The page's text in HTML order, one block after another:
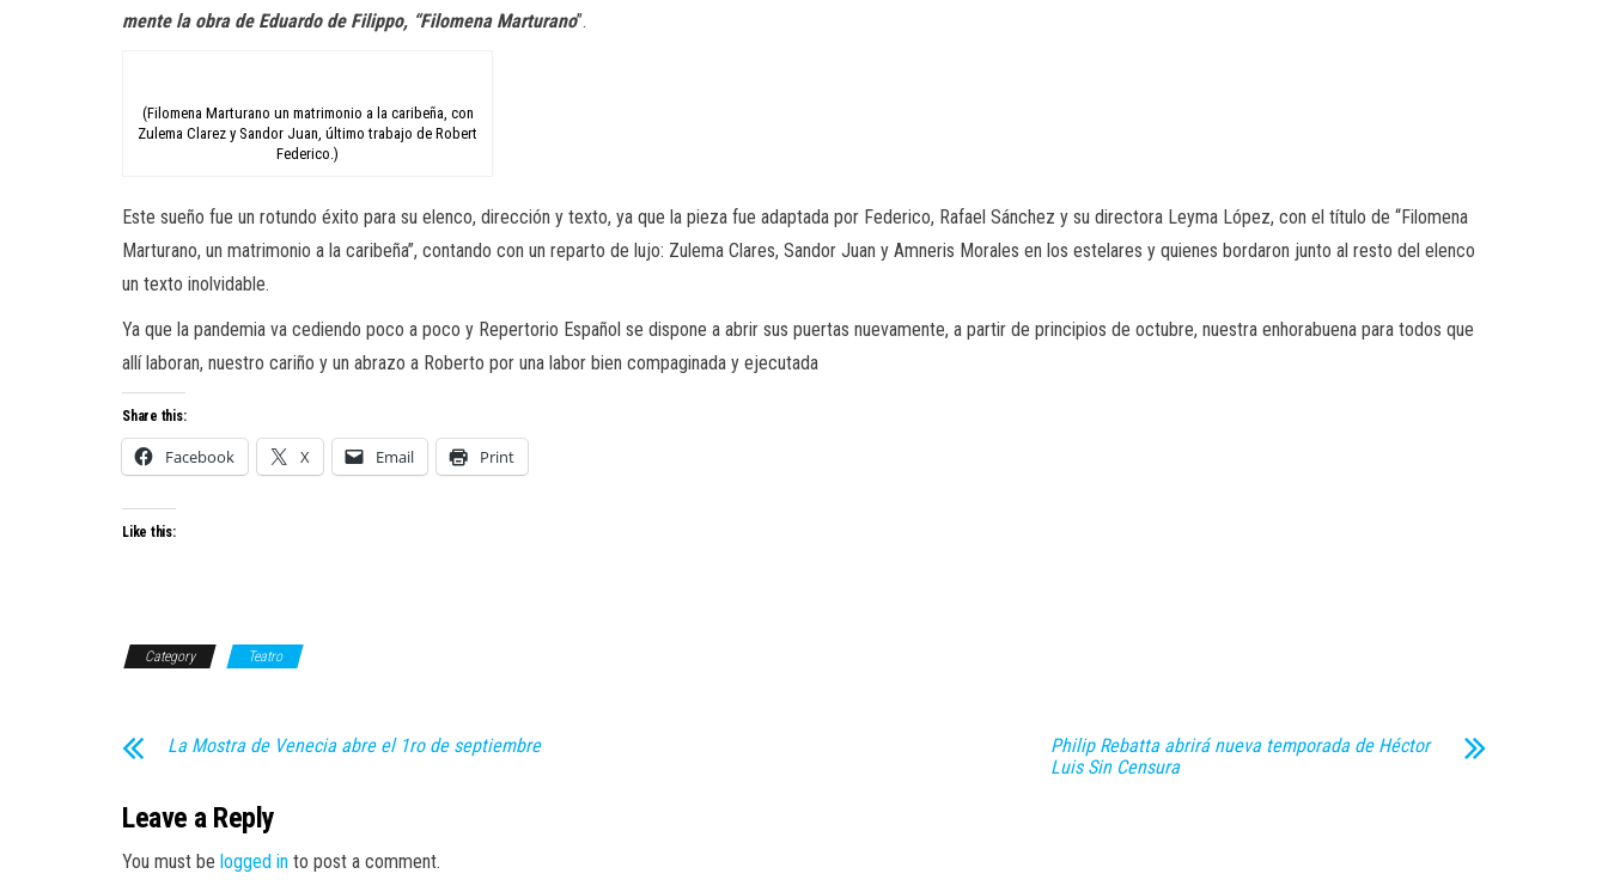
mente la obra de Eduardo de Filippo, “Filomena Marturano”.
(Filomena Marturano un matrimonio a la caribeña, con
Zulema Clarez y Sandor Juan, último trabajo de Robert
Federico.)
Este sueño fue un rotundo éxito para su elenco, dirección y texto, ya que la pieza fue adaptada por Federico, Rafael Sánchez y su directora Leyma López, con el título de “Filomena
Marturano, un matrimonio a la caribeña”, contando con un reparto de lujo: Zulema Clares, Sandor Juan y Amneris Morales en los estelares y quienes bordaron junto al resto del elenco
un texto inolvidable.
Ya que la pandemia va cediendo poco a poco y Repertorio Español se dispone a abrir sus puertas nuevamente, a partir de principios de octubre, nuestra enhorabuena para todos que
allí laboran, nuestro cariño y un abrazo a Roberto por una labor bien compaginada y ejecutada
Share this:
Facebook X Email Print
Like this:
Category Teatro
La Mostra de Venecia abre el 1ro de septiembre
Philip Rebatta abrirá nueva temporada de Héctor
Luis Sin Censura
Leave a Reply
You must be logged in to post a comment.